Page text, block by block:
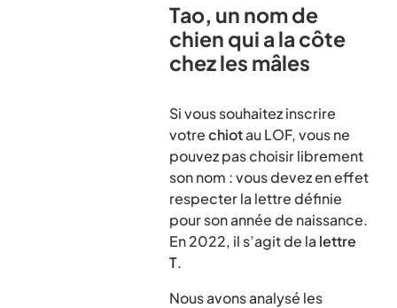
Tao, un nom de
chien qui a la côte
chez les mâles
Si vous souhaitez inscrire
votrechiotau LOF, vous ne
pouvez pas choisir librement
son nom : vous devez en effet
respecter la lettre définie
pour son année de naissance.
En 2022, il s’agit de la lettre
T.
Nous avons analysé les